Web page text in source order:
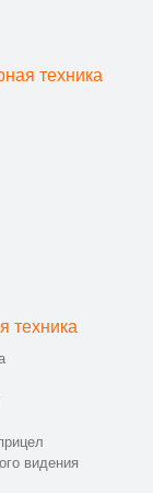
техника
техника
видения